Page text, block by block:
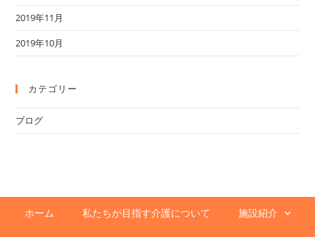
2019年11月
2019年10月
カテゴリー
ブログ
ホーム 私たちが目指す介護について 施設紹介